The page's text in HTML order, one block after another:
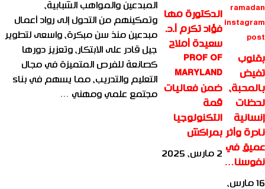
بقلوب
تفيض
بالمحبة،
لحظات
إنسانية
نادرة وأثر
عميق في
نفوسنا…
16 مارس،
الدكتورة مها
فؤاد تكرم أ.د.
سعيدة أملاح
PROF OF
MARYLAND
ضمن فعاليات
قمة
التكنولوجيا
بمراكش
2 مارس، 2025
المبدعين والمواهب الشبابية،
وتمكينهم من التحول إلى رواد أعمال
مبدعين منذ سن مبكرة، واسعى لتطوير
جيل قادر على الابتكار، وتعزيز دورها
كصانعة للفرص المتميزة في مجال
التعليم والتدريب، مما يسهم في بناء
مجتمع علمي ومهني …